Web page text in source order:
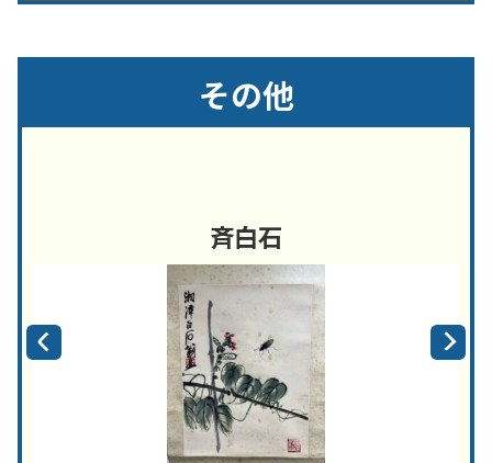
その他
斉白石